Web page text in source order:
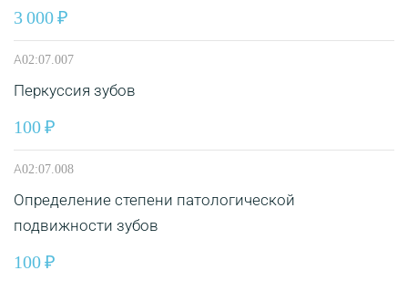
3 000
А02:07.007
Перкуссия зубов
100
А02:07.008
Определение степени патологической
подвижности зубов
100